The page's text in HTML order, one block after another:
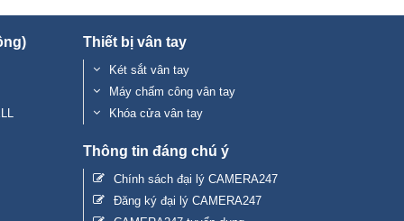
Thiết bị vân tay
Két sắt vân tay
Máy chấm công vân tay
Khóa cửa vân tay
Thông tin đáng chú ý
Chính sách đại lý CAMERA247
Đăng ký đại lý CAMERA247